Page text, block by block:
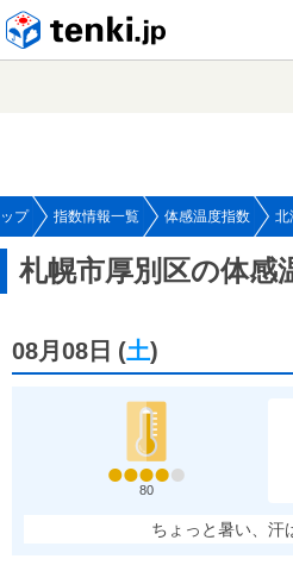
プ 指数情報一覧 体感温度指数 北
札幌市厚別区の体感
08月08日 (土)
80
ちょっと暑い、汗